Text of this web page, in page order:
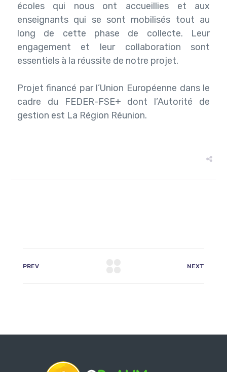
écoles qui nous ont accueillies et aux
enseignants qui se sont mobilisés tout au
long de cette phase de collecte. Leur
engagement et leur collaboration sont
essentiels à la réussite de notre projet.
Projet financé par l’Union Européenne dans le
cadre du FEDER-FSE+ dont l’Autorité de
gestion est La Région Réunion.
PREV NEXT